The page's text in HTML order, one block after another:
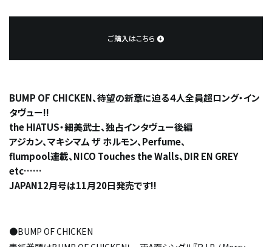
ご購入はこちら
BUMP OF CHICKEN、待望の新章に迫る４人全員超ロング・イン
タヴュー!!
the HIATUS・細美武士、独占インタヴュー後編
アジカン、マキシマム ザ ホルモン、Perfume、
flumpool連載、NICO Touches the Walls、DIR EN GREY
etc……
JAPAN12月号は11月20日発売です!!
●BUMP OF CHICKEN